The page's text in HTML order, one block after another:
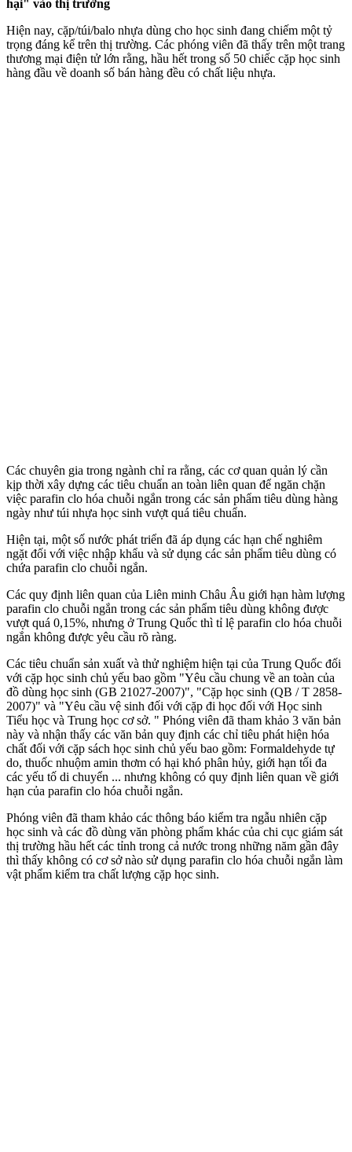
hại" vào thị trường
Hiện nay, cặp/túi/balo nhựa dùng cho học sinh đang chiếm một tỷ
trọng đáng kể trên thị trường. Các phóng viên đã thấy trên một trang
thương mại điện tử lớn rằng, hầu hết trong số 50 chiếc cặp học sinh
hàng đầu về doanh số bán hàng đều có chất liệu nhựa.
Các chuyên gia trong ngành chỉ ra rằng, các cơ quan quản lý cần
kịp thời xây dựng các tiêu chuẩn an toàn liên quan để ngăn chặn
việc parafin clo hóa chuỗi ngắn trong các sản phẩm tiêu dùng hàng
ngày như túi nhựa học sinh vượt quá tiêu chuẩn.
Hiện tại, một số nước phát triển đã áp dụng các hạn chế nghiêm
ngặt đối với việc nhập khẩu và sử dụng các sản phẩm tiêu dùng có
chứa parafin clo chuỗi ngắn.
Các quy định liên quan của Liên minh Châu Âu giới hạn hàm lượng
parafin clo chuỗi ngắn trong các sản phẩm tiêu dùng không được
vượt quá 0,15%, nhưng ở Trung Quốc thì tỉ lệ parafin clo hóa chuỗi
ngắn không được yêu cầu rõ ràng.
Các tiêu chuẩn sản xuất và thử nghiệm hiện tại của Trung Quốc đối
với cặp học sinh chủ yếu bao gồm "Yêu cầu chung về an toàn của
đồ dùng học sinh (GB 21027-2007)", "Cặp học sinh (QB / T 2858-
2007)" và "Yêu cầu vệ sinh đối với cặp đi học đối với Học sinh
Tiểu học và Trung học cơ sở. " Phóng viên đã tham khảo 3 văn bản
này và nhận thấy các văn bản quy định các chỉ tiêu phát hiện hó‌a
chấ‌t đối với cặp sách học sinh chủ yếu bao gồm: Formaldehyde tự
do, thuốc nhuộm amin thơm có hại khó phân hủy, giới hạn tối đa
các yếu tố di chuyển ... nhưng không có quy định liên quan về giới
hạn của parafin clo hóa chuỗi ngắn.
Phóng viên đã tham khảo các thông báo kiểm tra ngẫu nhiên cặp
học sinh và các đồ dùng văn phòng phẩm khác của chi cục giám sát
thị trường hầu hết các tỉnh trong cả nước trong những năm gần đây
thì thấy không có cơ sở nào sử dụng parafin clo hóa chuỗi ngắn làm
vật phẩm kiểm tra chất lượng cặp học sinh.